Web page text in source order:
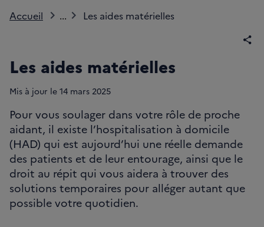
Accueil ... Les aides matérielles
Les aides matérielles
Mis à jour le 14 mars 2025
Pour vous soulager dans votre rôle de proche
aidant, il existe l’hospitalisation à domicile
(HAD) qui est aujourd’hui une réelle demande
des patients et de leur entourage, ainsi que le
droit au répit qui vous aidera à trouver des
solutions temporaires pour alléger autant que
possible votre quotidien.